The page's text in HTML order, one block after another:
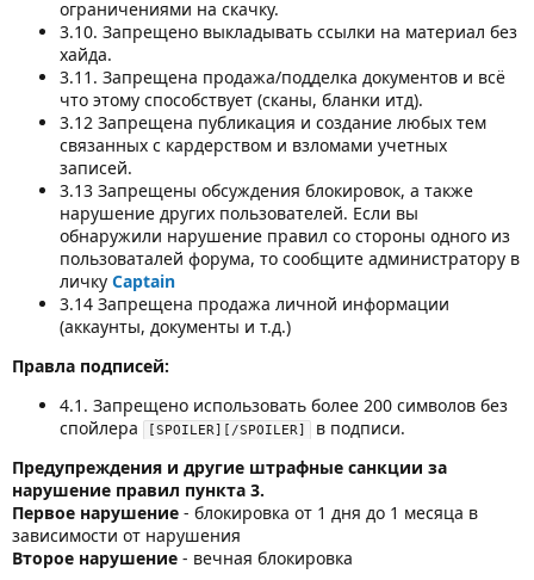
ограничениями на скачку.
3.10. Запрещено выкладывать ссылки на материал без
хайда.
3.11. Запрещена продажа/подделка документов и всё
что этому способствует (сканы, бланки итд).
3.12 Запрещена публикация и создание любых тем
связанных с кардерством и взломами учетных
записей.
3.13 Запрещены обсуждения блокировок, а также
нарушение других пользователей. Если вы
обнаружили нарушение правил со стороны одного из
пользоваталей форума, то сообщите администратору в
личку Captain
3.14 Запрещена продажа личной информации
(аккаунты, документы и т.д.)
Правла подписей:
4.1. Запрещено использовать более 200 символов без
спойлера
[SPOILER][/SPOILER]
в подписи.
Предупреждения и другие штрафные санкции за
нарушение правил пункта 3.
Первое нарушение - блокировка от 1 дня до 1 месяца в
зависимости от нарушения
Второе нарушение - вечная блокировка